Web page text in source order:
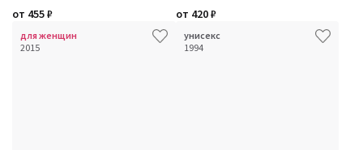
от 455₽ от 420₽
для женщин
2015
унисекс
1994